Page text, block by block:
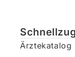
Ärztekatalog